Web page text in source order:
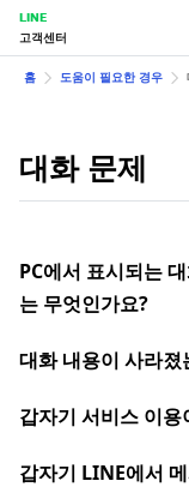
LINE
고객센터
홈 도움이 필요한 경우
대화 문제
PC에서 표시되는
는 무엇인가요?
대화 내용이 사라
갑자기 서비스 이
갑자기 LINE에서